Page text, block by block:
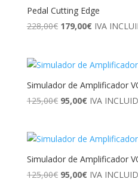
2.539,00€.
Pedal Cutting Edge
228,00€ El
era:
228,00€.
179,00€El
es:
179,00€.
IVA
Simulador de Amplificador
125,00€ El
era:
125,00€.
95,00€El
es:
95,00€.
IVA
Simulador de Amplificador
125,00€ El
95,00€ElIVA